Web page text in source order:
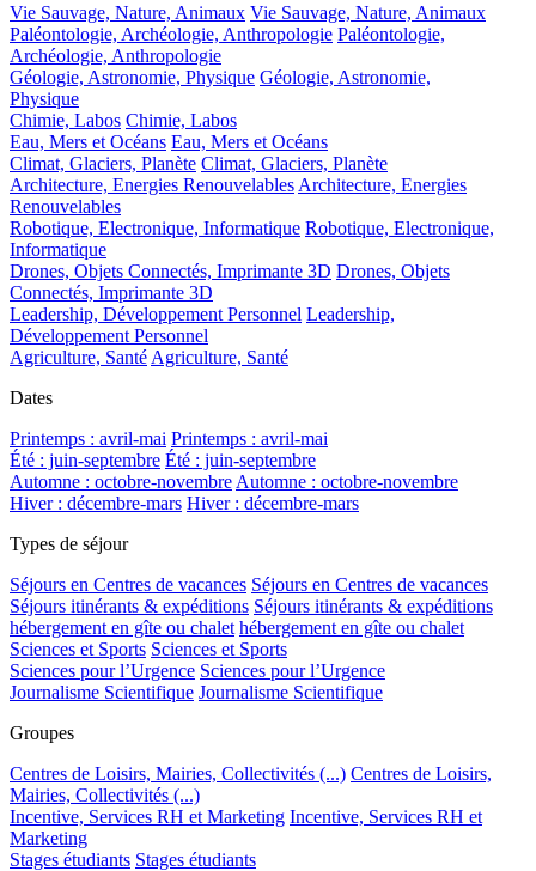
Vie Sauvage, Nature, Animaux Vie Sauvage, Nature, Animaux
Paléontologie, Archéologie, Anthropologie Paléontologie,
Archéologie, Anthropologie
Géologie, Astronomie, Physique Géologie, Astronomie,
Physique
Chimie, Labos Chimie, Labos
Eau, Mers et Océans Eau, Mers et Océans
Climat, Glaciers, Planète Climat, Glaciers, Planète
Architecture, Energies Renouvelables Architecture, Energies
Renouvelables
Robotique, Electronique, Informatique Robotique, Electronique,
Informatique
Drones, Objets Connectés, Imprimante 3D Drones, Objets
Connectés, Imprimante 3D
Leadership, Développement Personnel Leadership,
Développement Personnel
Agriculture, Santé Agriculture, Santé
Dates
Printemps : avril-mai Printemps : avril-mai
Été : juin-septembre Été : juin-septembre
Automne : octobre-novembre Automne : octobre-novembre
Hiver : décembre-mars Hiver : décembre-mars
Types de séjour
Séjours en Centres de vacances Séjours en Centres de vacances
Séjours itinérants & expéditions Séjours itinérants & expéditions
hébergement en gîte ou chalet hébergement en gîte ou chalet
Sciences et Sports Sciences et Sports
Sciences pour l’Urgence Sciences pour l’Urgence
Journalisme Scientifique Journalisme Scientifique
Groupes
Centres de Loisirs, Mairies, Collectivités (...) Centres de Loisirs,
Mairies, Collectivités (...)
Incentive, Services RH et Marketing Incentive, Services RH et
Marketing
Stages étudiants Stages étudiants